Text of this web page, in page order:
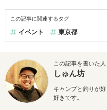
この記事に関連するタグ
イベント 東京都
この記事を書いた人
しゅん坊
キャンプと釣りが
好きです。